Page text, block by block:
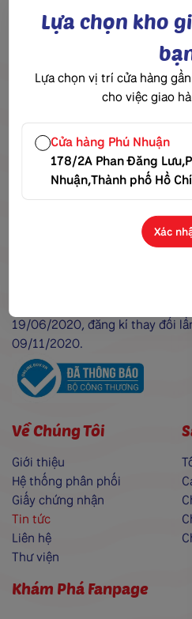
Công Ty Cổ Phần
Chế Biến Thực Phẩm
Mã số thuế: 0316341292
Hotline:0939 101 652
560/18 Nguyễn Văn
Lô Q6A, Đường số 5, KCN Long
19/06/2020, đăng kí thay đổi
09/11/2020.
Về Chúng Tôi
Giới thiệu
Hệ thống phân phối
Giấy chứng nhận
Tin tức
Liên hệ
Thư viện
Khám Phá Fanpage
Lựa chọn kho
Lựa chọn vị trí cửa hàng
cho việc giao
Cửa hàng Phú Nhuận
178/2A Phan Đăng
Nhuận,Thành phố Hồ
Xác